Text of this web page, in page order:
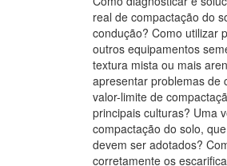
real de compactação do
condução? Como utilizar
outros equipamentos
textura mista ou mais
apresentar problemas de
valor-limite de
principais culturas? Uma
compactação do solo,
devem ser adotados?
corretamente os